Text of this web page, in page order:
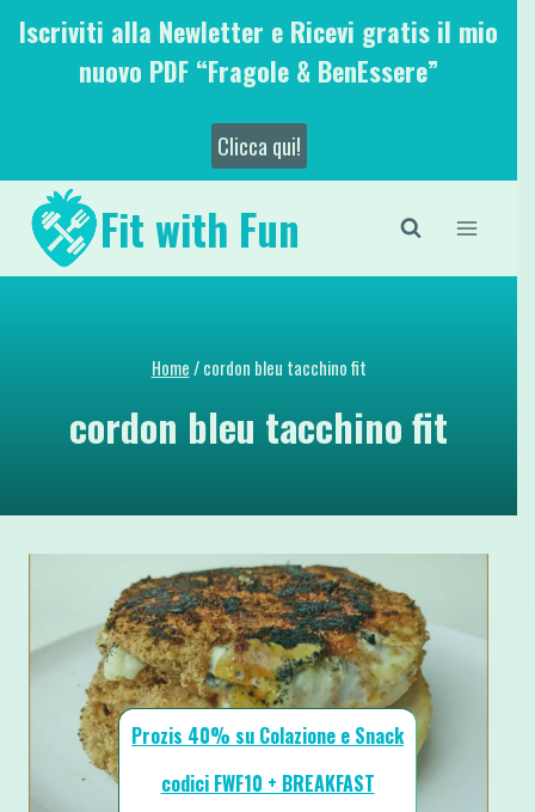
SaltaIscriviti alla Newletter e Ricevi gratis il mio
nuovo PDF “Fragole & BenEssere”
Clicca qui!
Fit with Fun
Home/ cordon bleu tacchino fit
cordon bleu tacchino fit
Prozis 40% su Colazione e Snack
codici FWF10 + BREAKFAST